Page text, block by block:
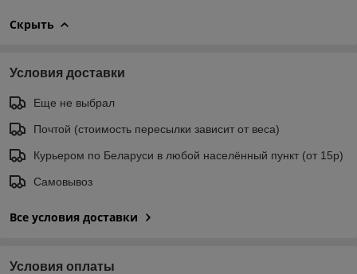
Скрыть
Условия доставки
Еще не выбрал
Почтой (стоимость пересылки зависит от веса)
Курьером по Беларуси в любой населённый пункт (от 15р)
Самовывоз
Все условия доставки
Условия оплаты